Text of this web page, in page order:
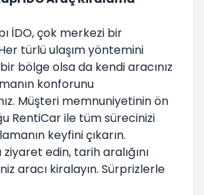
İDO, çok merkezi bir
türlü ulaşım yöntemini
bölge olsa da kendi aracınız
konforunu
Müşteri memnuniyetinin ön
RentiCar ile tüm sürecinizi
keyfini çıkarın.
edin, tarih aralığını
aracı kiralayın. Sürprizlerle